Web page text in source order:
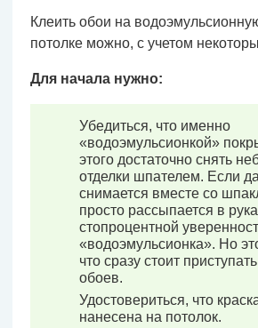
Клеить обои на
потолке можно, с учетом
Для начала нужно:
Убедиться, что именно
«водоэмульсионкой»
этого достаточно снять
отделки шпателем. Если
снимается вместе со
просто рассыпается в
стопроцентной
«водоэмульсионка». Но
что сразу стоит
обоев.
Удостовериться, что
нанесена на потолок.